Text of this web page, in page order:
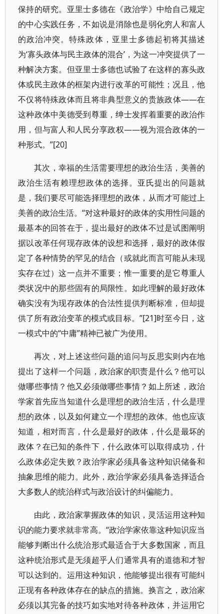
保持的研究。亚里士多德在《政治学》中给自己规定
的中心实践任务，不如说是消除也是弱化穷人和富人
的政治冲突。特殊政体，亚里士多德起初将其描述
为‘寡头政体与民主政体的混合’，为这一冲突提供了一
种解决方案。但亚里士多德也试验了在这样的寡头政
体或民主政体的框架内进行改革的可能性；况且，他
不仅将特殊政体而且将非典型意义的贵族政体——在
这种政体中美德受到尊重，绅士发挥着重要的政治作
用，但与富人和人民分享政权——视为混合政体的一
种形式。”[20]
其次，幸福的生活需要理想的政治生活，美善的
政治生活有赖理想政体的选择。亚氏提出的问题就
是，我们要尽可能选择理想的政体，从而才可能过上
美善的政治生活。“对这种最好的政体的实用性问题的
最基本的回答在于，提出最好的政体不过是试图阐明
据以改革任何现存政体的设想和选择，最好的政体假
定了各种情势的罕见的结合（或就此而言可能从未现
实存在过）这一点并不重要；惟一重要的是它尊重人
类状况中的那些固有的局限性。如此理解的最好政体
确实没有为现存政体的合法性提供判断标准，但却提
供了所有政治变革的模式或目标。”[21]时至今日，这
一模式中的“中庸”精神已被广为使用。
再次，对上述这些问题的追问与反思实则内在地
提出了这样一个问题，政治家的职责是什么？他可以
做哪些事情？他又必须做哪些事情？如上所述，政治
学家首先应当知道什么是理想的政治生活，什么是理
想的政体，以及如何建立一个理想的政体。他也应该
知道，相对而言，什么是最好的政体，什么是最坏的
政体？在已知的条件下，什么政体可以取得成功，什
么政体必定失败？政治学家必须具备这种知识储备和
抽象思维的能力。此外，政治学家必须具备选择适合
大多数人的统治样式与政治设计的纠偏能力。
由此，政治家掌握政体的知识，灵活运用这种知
识的能力要求就非常高。“政治学家依靠这种知识应当
能够判断出什么统治形式最适合于大多数国家，而且
这种统治形式是无须超乎人们通常具有的道德和才智
可以达到的。运用这种知识，他能够提出很有可能纠
正现有各种政体存在的缺点的措施。换言之，政治家
必须以其完备的技巧如实地对待各种政体，并运用它